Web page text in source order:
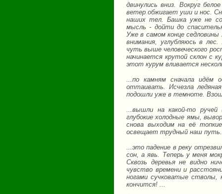
двинулись вниз. Вокруг
ветер обжигает уши и нос.
наших тел. Башка уже не
мысль - дойти до
Уже в самом конце седловины
внимания, углубляюсь в
чуть выше человеческого
начинается крутой склон с
этот курум вливается
...по камням сначала идём
оттаивать. Исчезла
подошли уже в темноте.
...вышли на какой-то
глубокие холодные ямы,
снова выходим на её
освещает трудный наш
...это падение в реку
сон, а явь. Теперь у меня
Сквозь деревья не видно
чувство времени и
ногами сучковатые стволы,
кончится! ...